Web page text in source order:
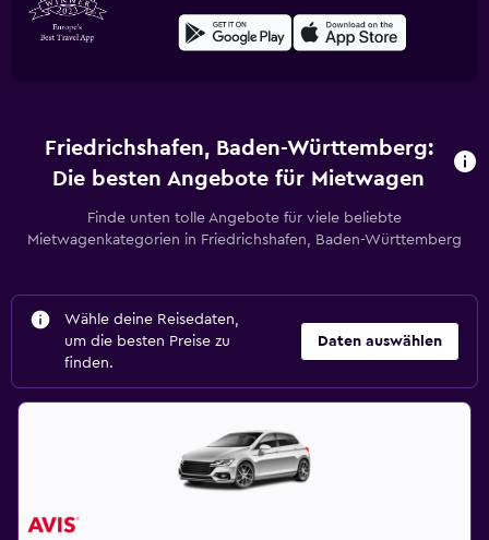
Friedrichshafen, Baden-Württemberg:
Die besten Angebote für Mietwagen
Finde unten tolle Angebote für viele beliebte
Mietwagenkategorien in Friedrichshafen, Baden-Württemberg
Wähle deine Reisedaten,
um die besten Preise zu
finden.
Daten auswählen